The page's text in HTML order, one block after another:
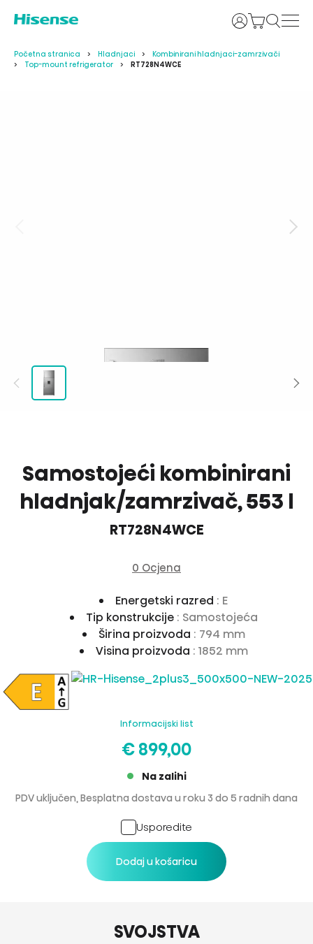
Prijava
Početna stranica Hladnjaci
Kombinirani hladnjaci-zamrzivači
Top-mount refrigerator
RT728N4WCE
Samostojeći kombinirani
hladnjak/zamrzivač, 553 l
RT728N4WCE
0 Ocjena
Energetski razred : E
Tip konstrukcije : Samostojeća
Širina proizvoda : 794 mm
Visina proizvoda : 1852 mm
Informacijski list
€ 899,00
Na zalihi
PDV uključen, Besplatna dostava u roku 3 do 5 radnih dana
Usporedite
Dodaj u košaricu
SVOJSTVA